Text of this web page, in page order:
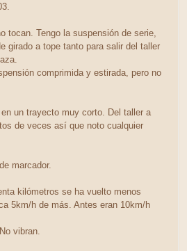
tocan. Tengo la suspensión de serie,
girado a tope tanto para salir del taller
comprimida y estirada, pero no
en un trayecto muy corto. Del taller a
de veces así que noto cualquier
marcador.
kilómetros se ha vuelto menos
5km/h de más. Antes eran 10km/h
vibran.